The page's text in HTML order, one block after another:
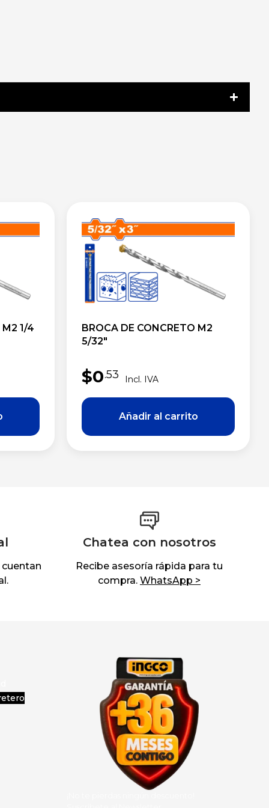
M2 1/4
BROCA DE CONCRETO M2
5/32″
$0.53
cuentan
Chatea con nosotros
Recibe asesoría rápida para tu
compra. WhatsApp >